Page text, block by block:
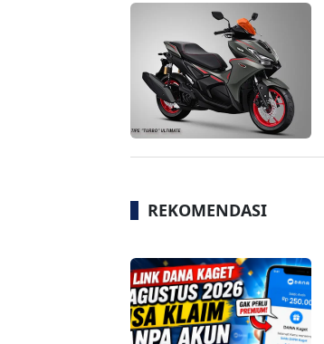
REKOMENDASI